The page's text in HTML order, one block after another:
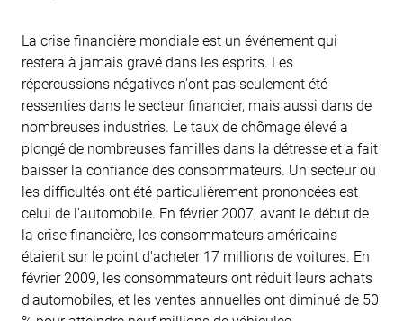
La crise financière mondiale est un événement qui
restera à jamais gravé dans les esprits. Les
répercussions négatives n'ont pas seulement été
ressenties dans le secteur financier, mais aussi dans de
nombreuses industries. Le taux de chômage élevé a
plongé de nombreuses familles dans la détresse et a fait
baisser la confiance des consommateurs. Un secteur où
les difficultés ont été particulièrement prononcées est
celui de l'automobile. En février 2007, avant le début de
la crise financière, les consommateurs américains
étaient sur le point d'acheter 17 millions de voitures. En
février 2009, les consommateurs ont réduit leurs achats
d'automobiles, et les ventes annuelles ont diminué de 50